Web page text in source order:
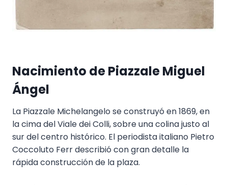
Nacimiento de Piazzale Miguel
Ángel
La Piazzale Michelangelo se construyó en 1869, en
la cima del Viale dei Colli, sobre una colina justo al
sur del centro histórico. El periodista italiano Pietro
Coccoluto Ferr describió con gran detalle la
rápida construcción de la plaza.